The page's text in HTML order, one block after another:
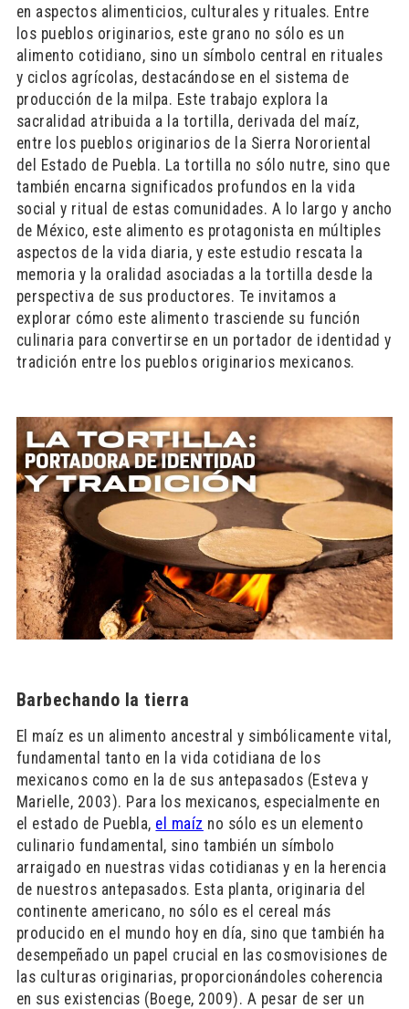
en aspectos alimenticios, culturales y rituales. Entre
los pueblos originarios, este grano no sólo es un
alimento cotidiano, sino un símbolo central en rituales
y ciclos agrícolas, destacándose en el sistema de
producción de la milpa. Este trabajo explora la
sacralidad atribuida a la tortilla, derivada del maíz,
entre los pueblos originarios de la Sierra Nororiental
del Estado de Puebla. La tortilla no sólo nutre, sino que
también encarna significados profundos en la vida
social y ritual de estas comunidades. A lo largo y ancho
de México, este alimento es protagonista en múltiples
aspectos de la vida diaria, y este estudio rescata la
memoria y la oralidad asociadas a la tortilla desde la
perspectiva de sus productores. Te invitamos a
explorar cómo este alimento trasciende su función
culinaria para convertirse en un portador de identidad y
tradición entre los pueblos originarios mexicanos.
Barbechando la tierra
El maíz es un alimento ancestral y simbólicamente vital,
fundamental tanto en la vida cotidiana de los
mexicanos como en la de sus antepasados (Esteva y
Marielle, 2003). Para los mexicanos, especialmente en
el estado de Puebla, el maíz no sólo es un elemento
culinario fundamental, sino también un símbolo
arraigado en nuestras vidas cotidianas y en la herencia
de nuestros antepasados. Esta planta, originaria del
continente americano, no sólo es el cereal más
producido en el mundo hoy en día, sino que también ha
desempeñado un papel crucial en las cosmovisiones de
las culturas originarias, proporcionándoles coherencia
en sus existencias (Boege, 2009). A pesar de ser un